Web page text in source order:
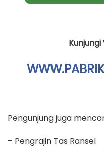
Pengunjung juga
– Pengrajin Tas Ransel